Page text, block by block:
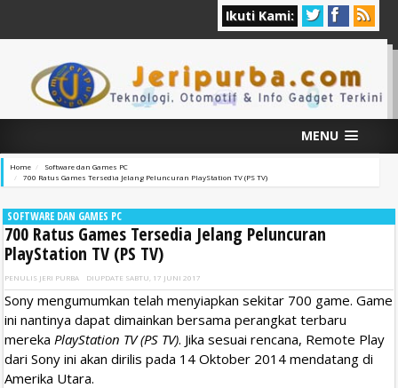
Ikuti Kami:
MENU
Home
Software dan Games PC
700 Ratus Games Tersedia Jelang Peluncuran PlayStation TV (PS TV)
SOFTWARE DAN GAMES PC
700 Ratus Games Tersedia Jelang Peluncuran
PlayStation TV (PS TV)
PENULIS JERI PURBA DIUPDATE SABTU, 17 JUNI 2017
Sony mengumumkan telah menyiapkan sekitar 700 game. Game
ini nantinya dapat dimainkan bersama perangkat terbaru
mereka PlayStation TV (PS TV). Jika sesuai rencana, Remote Play
dari Sony ini akan dirilis pada 14 Oktober 2014 mendatang di
Amerika Utara.